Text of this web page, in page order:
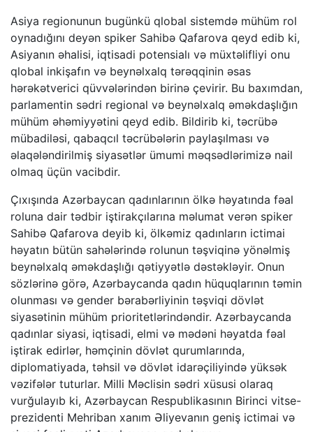
Asiya regionunun bugünkü qlobal sistemdə mühüm rol
oynadığını deyən spiker Sahibə Qafarova qeyd edib ki,
Asiyanın əhalisi, iqtisadi potensialı və müxtəlifliyi onu
qlobal inkişafın və beynəlxalq tərəqqinin əsas
hərəkətverici qüvvələrindən birinə çevirir. Bu baxımdan,
parlamentin sədri regional və beynəlxalq əməkdaşlığın
mühüm əhəmiyyətini qeyd edib. Bildirib ki, təcrübə
mübadiləsi, qabaqcıl təcrübələrin paylaşılması və
əlaqələndirilmiş siyasətlər ümumi məqsədlərimizə nail
olmaq üçün vacibdir.
Çıxışında Azərbaycan qadınlarının ölkə həyatında fəal
roluna dair tədbir iştirakçılarına məlumat verən spiker
Sahibə Qafarova deyib ki, ölkəmiz qadınların ictimai
həyatın bütün sahələrində rolunun təşviqinə yönəlmiş
beynəlxalq əməkdaşlığı qətiyyətlə dəstəkləyir. Onun
sözlərinə görə, Azərbaycanda qadın hüquqlarının təmin
olunması və gender bərabərliyinin təşviqi dövlət
siyasətinin mühüm prioritetlərindəndir. Azərbaycanda
qadınlar siyasi, iqtisadi, elmi və mədəni həyatda fəal
iştirak edirlər, həmçinin dövlət qurumlarında,
diplomatiyada, təhsil və dövlət idarəçiliyində yüksək
vəzifələr tuturlar. Milli Məclisin sədri xüsusi olaraq
vurğulayıb ki, Azərbaycan Respublikasının Birinci vitse-
prezidenti Mehriban xanım Əliyevanın geniş ictimai və